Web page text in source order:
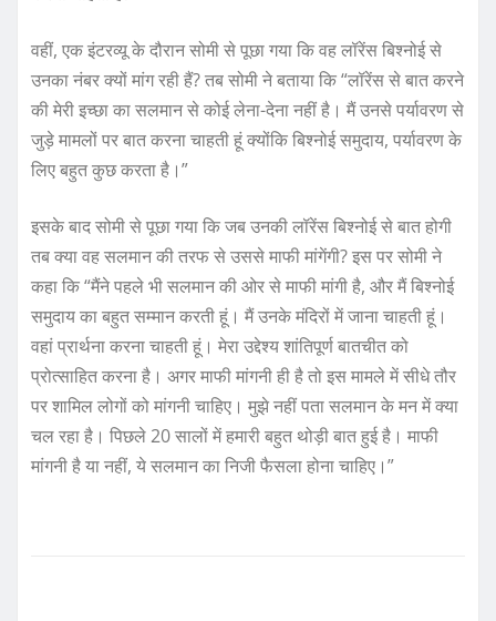
वहीं, एक इंटरव्यू के दौरान सोमी से पूछा गया कि वह लॉरेंस बिश्नोई से
उनका नंबर क्यों मांग रही हैं? तब सोमी ने बताया कि “लॉरेंस से बात करने
की मेरी इच्छा का सलमान से कोई लेना-देना नहीं है। मैं उनसे पर्यावरण से
जुड़े मामलों पर बात करना चाहती हूं क्योंकि बिश्नोई समुदाय, पर्यावरण के
लिए बहुत कुछ करता है।”
इसके बाद सोमी से पूछा गया कि जब उनकी लॉरेंस बिश्नोई से बात होगी
तब क्या वह सलमान की तरफ से उससे माफी मांगेंगी? इस पर सोमी ने
कहा कि “मैंने पहले भी सलमान की ओर से माफी मांगी है, और मैं बिश्नोई
समुदाय का बहुत सम्मान करती हूं। मैं उनके मंदिरों में जाना चाहती हूं।
वहां प्रार्थना करना चाहती हूं। मेरा उद्देश्य शांतिपूर्ण बातचीत को
प्रोत्साहित करना है। अगर माफी मांगनी ही है तो इस मामले में सीधे तौर
पर शामिल लोगों को मांगनी चाहिए। मुझे नहीं पता सलमान के मन में क्या
चल रहा है। पिछले 20 सालों में हमारी बहुत थोड़ी बात हुई है। माफी
मांगनी है या नहीं, ये सलमान का निजी फैसला होना चाहिए।”